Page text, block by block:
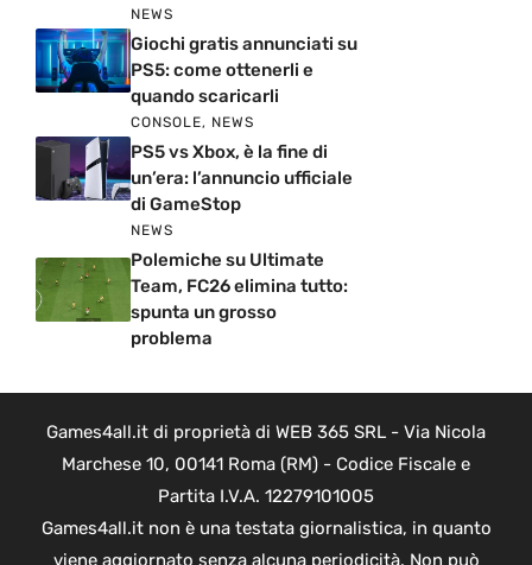
NEWS
Giochi gratis annunciati su
PS5: come ottenerli e
quando scaricarli
CONSOLE, NEWS
PS5 vs Xbox, è la fine di
un’era: l’annuncio ufficiale
di GameStop
NEWS
Polemiche su Ultimate
Team, FC26 elimina tutto:
spunta un grosso
problema
Games4all.it di proprietà di WEB 365 SRL - Via Nicola
Marchese 10, 00141 Roma (RM) - Codice Fiscale e
Partita I.V.A. 12279101005
Games4all.it non è una testata giornalistica, in quanto
viene aggiornato senza alcuna periodicità. Non può